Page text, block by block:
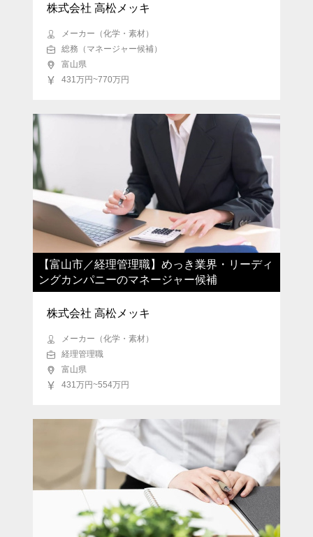
株式会社 高松メッキ
メーカー（化学・素材）
総務（マネージャー候補）
富山県
431万円~770万円
【富山市／経理管理職】めっき業界・リーディ
ングカンパニーのマネージャー候補
株式会社 高松メッキ
メーカー（化学・素材）
経理管理職
富山県
431万円~554万円